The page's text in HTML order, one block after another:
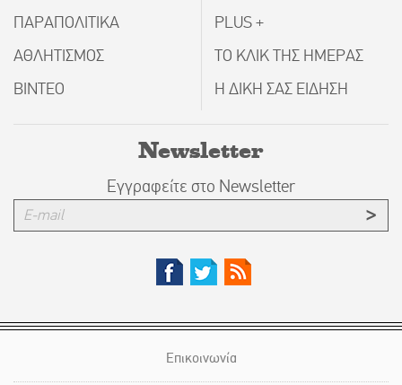
ΠΑΡΑΠΟΛΙΤΙΚΑ
ΑΘΛΗΤΙΣΜΟΣ
ΒΙΝΤΕΟ
PLUS +
ΤΟ ΚΛΙΚ ΤΗΣ ΗΜΕΡΑΣ
Η ΔΙΚΗ ΣΑΣ ΕΙΔΗΣΗ
Newsletter
Εγγραφείτε στο Newsletter
Επικοινωνία